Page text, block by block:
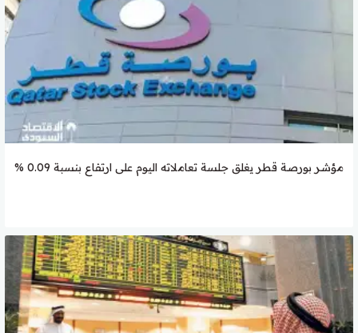
مؤشر بورصة قطر يغلق جلسة تعاملاته اليوم على ارتفاع بنسبة 0.09 %